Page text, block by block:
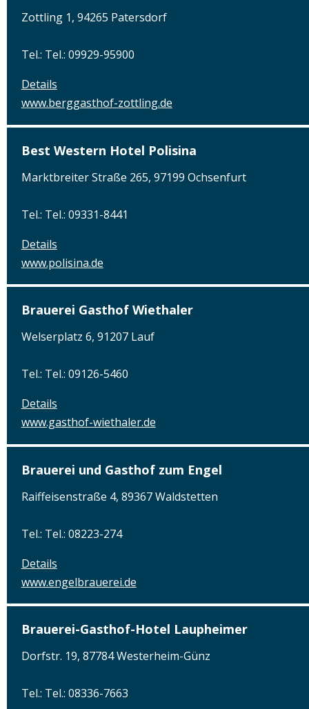
Zottling 1, 94265 Patersdorf
Tel.: Tel.: 09929-95900
Details
www.berggasthof-zottling.de
Best Western Hotel Polisina
Marktbreiter Straße 265, 97199 Ochsenfurt
Tel.: Tel.: 09331-8441
Details
www.polisina.de
Brauerei Gasthof Wiethaler
Welserplatz 6, 91207 Lauf
Tel.: Tel.: 09126-5460
Details
www.gasthof-wiethaler.de
Brauerei und Gasthof zum Engel
Raiffeisenstraße 4, 89367 Waldstetten
Tel.: Tel.: 08223-274
Details
www.engelbrauerei.de
Brauerei-Gasthof-Hotel Laupheimer
Dorfstr. 19, 87784 Westerheim-Günz
Tel.: Tel.: 08336-7663